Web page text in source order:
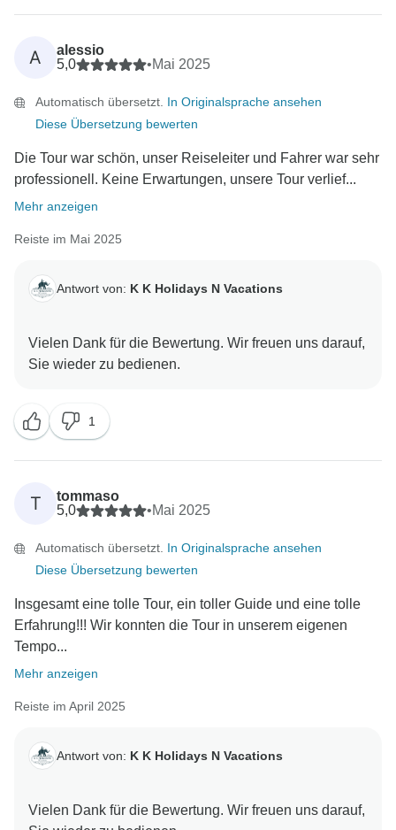
A
alessio
5,0
•Mai 2025
Automatisch übersetzt. In Originalsprache ansehen
Diese Übersetzung bewerten
Die Tour war schön, unser Reiseleiter und Fahrer war sehr
professionell. Keine Erwartungen, unsere Tour verlief...
Mehr anzeigen
Reiste im Mai 2025
Antwort von: K K Holidays N Vacations
Vielen Dank für die Bewertung. Wir freuen uns darauf,
1
T
tommaso
5,0
•Mai 2025
Automatisch übersetzt. In Originalsprache ansehen
Diese Übersetzung bewerten
Insgesamt eine tolle Tour, ein toller Guide und eine tolle
Erfahrung!!! Wir konnten die Tour in unserem eigenen
Tempo...
Mehr anzeigen
Reiste im April 2025
Antwort von: K K Holidays N Vacations
Vielen Dank für die Bewertung. Wir freuen uns darauf,